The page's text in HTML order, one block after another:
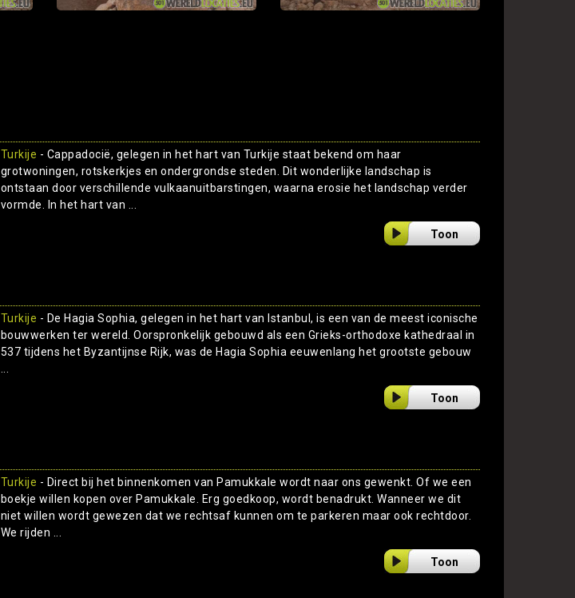
Turkije - Cappadocië, gelegen in het hart van Turkije staat bekend om haar
grotwoningen, rotskerkjes en ondergrondse steden. Dit wonderlijke landschap is
ontstaan door verschillende vulkaanuitbarstingen, waarna erosie het landschap verder
vormde. In het hart van ...
Toon
Turkije - De Hagia Sophia, gelegen in het hart van Istanbul, is een van de meest iconische
bouwwerken ter wereld. Oorspronkelijk gebouwd als een Grieks-orthodoxe kathedraal in
537 tijdens het Byzantijnse Rijk, was de Hagia Sophia eeuwenlang het grootste gebouw
Toon
Turkije - Direct bij het binnenkomen van Pamukkale wordt naar ons gewenkt. Of we een
boekje willen kopen over Pamukkale. Erg goedkoop, wordt benadrukt. Wanneer we dit
niet willen wordt gewezen dat we rechtsaf kunnen om te parkeren maar ook rechtdoor.
We rijden ...
Toon